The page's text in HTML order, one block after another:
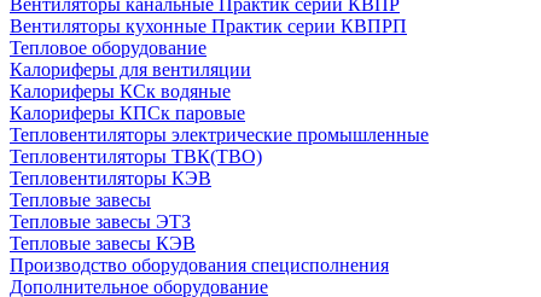
Вентиляторы канальные Практик серии КВПР
Вентиляторы кухонные Практик серии КВПРП
Тепловое оборудование
Калориферы для вентиляции
Калориферы КСк водяные
Калориферы КПСк паровые
Тепловентиляторы электрические промышленные
Тепловентиляторы ТВК(ТВО)
Тепловентиляторы КЭВ
Тепловые завесы
Тепловые завесы ЭТЗ
Тепловые завесы КЭВ
Производство оборудования специсполнения
Дополнительное оборудование